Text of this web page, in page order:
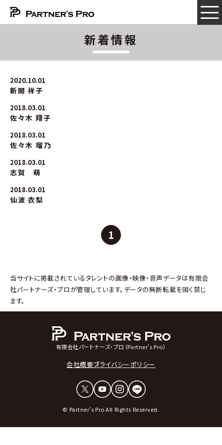
新着情報
2020.10.01
新開 祥子
2018.03.01
佐々木 翔子
2018.03.01
佐々木 瑠乃
2018.03.01
志賀 萌
2018.03.01
仙波 衣梨
1
当サイトに掲載されているタレントの画像・映像・音声データは有限会
社パートナーズ・プロが管理しています。データの無断転載を固く禁じ
ます。
有限会社パートナーズ・プロ（Partner's Pro）
会社概要プライバシーポリシー
© Partner's Pro All Rights Reserved.